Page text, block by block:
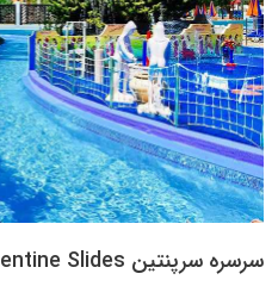
سرسره سرپنتین Serpentine Slides